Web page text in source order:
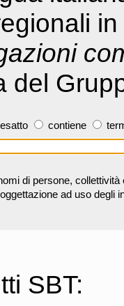
del
contiene
di persone,
ad uso degli
SBT: